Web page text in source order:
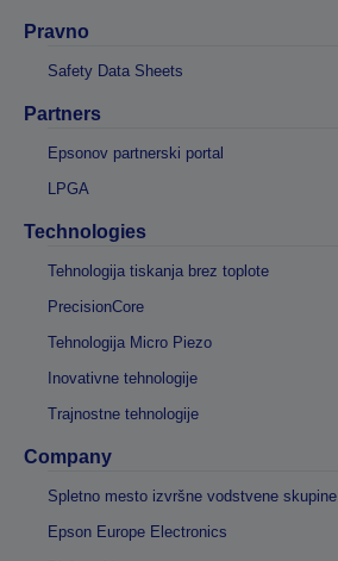
Pravno
Safety Data Sheets
Partners
Epsonov partnerski portal
LPGA
Technologies
Tehnologija tiskanja brez toplote
PrecisionCore
Tehnologija Micro Piezo
Inovativne tehnologije
Trajnostne tehnologije
Company
Spletno mesto izvršne vodstvene skupine
Epson Europe Electronics